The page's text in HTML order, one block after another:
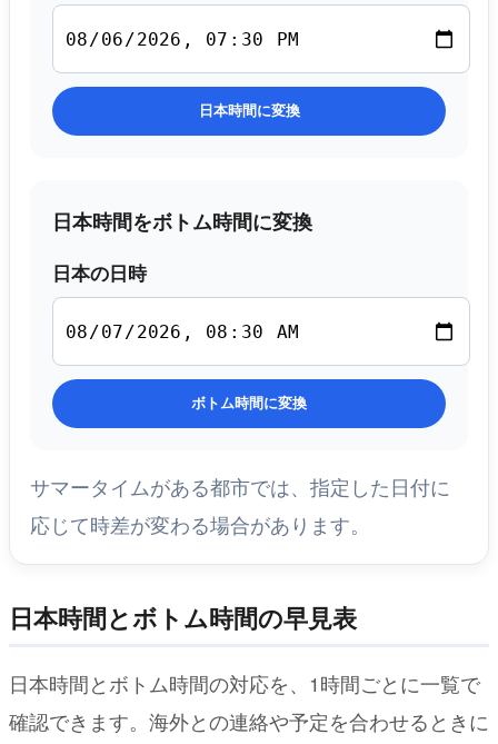
日本時間に変換
日本時間をボトム時間に変換
日本の日時
ボトム時間に変換
サマータイムがある都市では、指定した日付に
応じて時差が変わる場合があります。
日本時間とボトム時間の早見表
日本時間とボトム時間の対応を、1時間ごとに一覧で
確認できます。海外との連絡や予定を合わせるときに